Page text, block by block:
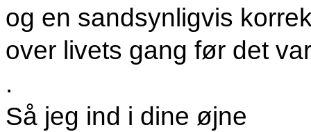
og en sandsynligvis
over livets gang før det
.
Så jeg ind i dine øjne